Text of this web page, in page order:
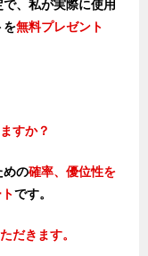
、私が実際に使用
を無料プレゼント
すか？
めの確率、優位性を
です。
だきます。